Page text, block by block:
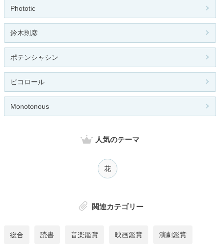
Phototic
鈴木則彦
ポテンシャシン
ビコロール
Monotonous
人気のテーマ
花
関連カテゴリー
総合 読書 音楽鑑賞 映画鑑賞 演劇鑑賞